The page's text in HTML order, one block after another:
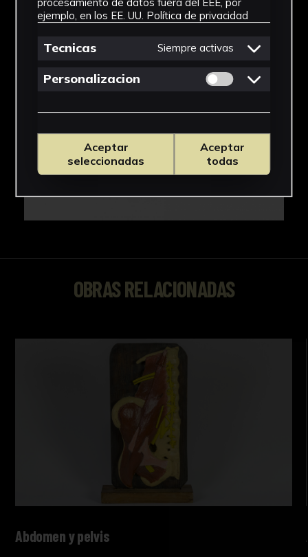
OBRAS RELACIONADAS
Abdomen y pelvis
ejemplo, en los EE. UU. Política de privacidad
Tecnicas Siempre activas
Personalizacion Permitir cookies
Aceptar
seleccionadas
Aceptar
todas